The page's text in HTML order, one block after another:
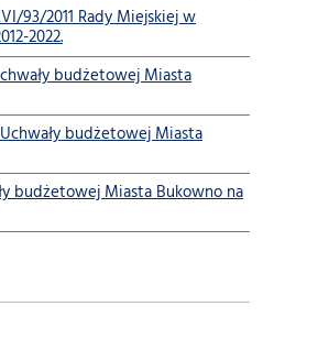
93/2011 Rady Miejskiej w
2022.
budżetowej Miasta
budżetowej Miasta
budżetowej Miasta Bukowno na